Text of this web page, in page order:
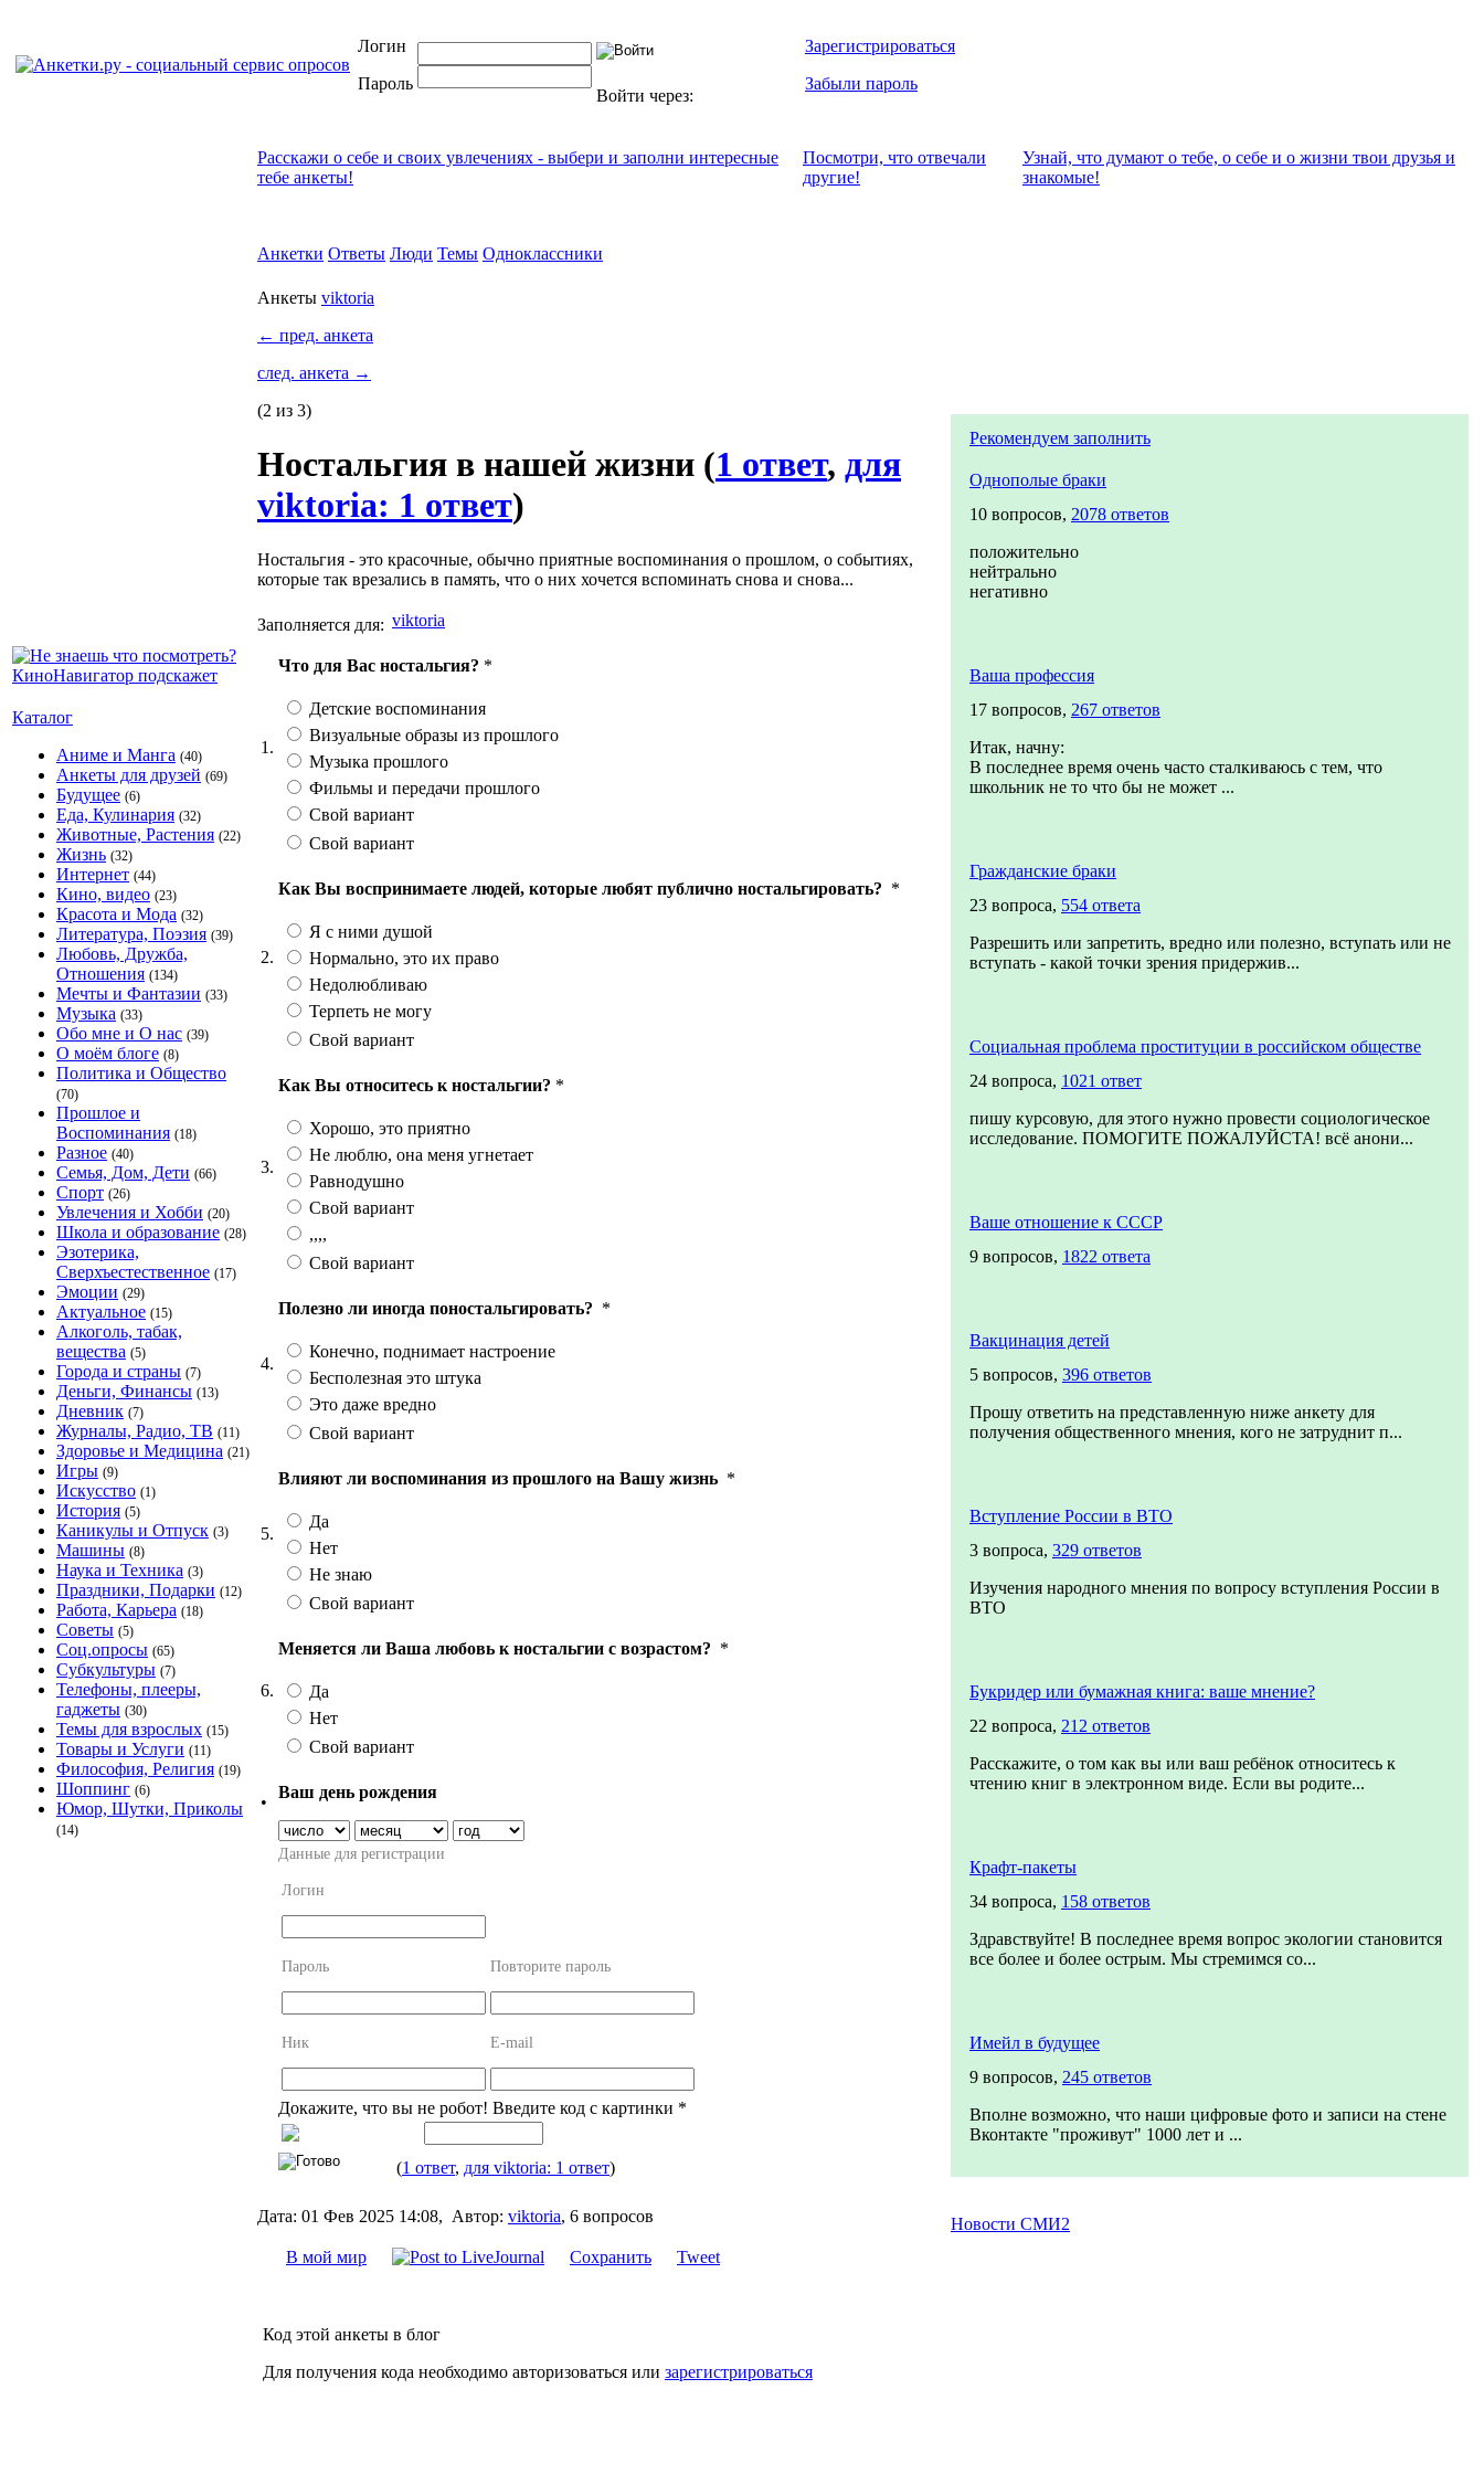
Логин
Пароль
Войти через:
Зарегистрироваться
Забыли пароль
Каталог
Аниме и Манга (40)
Анкеты для друзей (69)
Будущее (6)
Еда, Кулинария (32)
Животные, Растения (22)
Жизнь (32)
Интернет (44)
Кино, видео (23)
Красота и Мода (32)
Литература, Поэзия (39)
Любовь, Дружба,
Отношения (134)
Мечты и Фантазии (33)
Музыка (33)
Обо мне и О нас (39)
О моём блоге (8)
Политика и Общество
(70)
Прошлое и
Воспоминания (18)
Разное (40)
Семья, Дом, Дети (66)
Спорт (26)
Увлечения и Хобби (20)
Школа и образование (28)
Эзотерика,
Сверхъестественное (17)
Эмоции (29)
Актуальное (15)
Алкоголь, табак,
вещества (5)
Города и страны (7)
Деньги, Финансы (13)
Дневник (7)
Журналы, Радио, ТВ (11)
Здоровье и Медицина (21)
Игры (9)
Искусство (1)
История (5)
Каникулы и Отпуск (3)
Машины (8)
Наука и Техника (3)
Праздники, Подарки (12)
Работа, Карьера (18)
Советы (5)
Соц.опросы (65)
Субкультуры (7)
Телефоны, плееры,
гаджеты (30)
Темы для взрослых (15)
Товары и Услуги (11)
Философия, Религия (19)
Шоппинг (6)
Юмор, Шутки, Приколы
(14)
Расскажи о себе и своих увлечениях - выбери и заполни интересные
тебе анкеты!
Посмотри, что отвeчали
другие!
Узнай, что думают о тебе, о себе и о жизни твои друзья и
знакомые!
Анкетки Ответы Люди Темы Одноклассники
Анкеты viktoria
← пред. анкета
след. анкета →
(2 из 3)
Ностальгия в нашей жизни (1 ответ, для
viktoria: 1 ответ)
Ностальгия - это красочные, обычно приятные воспоминания о прошлом, о событиях,
которые так врезались в память, что о них хочется вспоминать снова и снова...
Заполняется для: viktoria
1.
Что для Вас ностальгия? *
Детские воспоминания
Визуальные образы из прошлого
Музыка прошлого
Фильмы и передачи прошлого
Свой вариант
Свой вариант
2.
Как Вы воспринимаете людей, которые любят публично ностальгировать? *
Я с ними душой
Нормально, это их право
Недолюбливаю
Терпеть не могу
Свой вариант
3.
Как Вы относитесь к ностальгии? *
Хорошо, это приятно
Не люблю, она меня угнетает
Равнодушно
Свой вариант
,,,,
Свой вариант
4.
Полезно ли иногда поностальгировать? *
Конечно, поднимает настроение
Бесполезная это штука
Это даже вредно
Свой вариант
5.
Влияют ли воспоминания из прошлого на Вашу жизнь *
Да
Нет
Не знаю
Свой вариант
6.
Меняется ли Ваша любовь к ностальгии с возрастом? *
Да
Нет
Свой вариант
•
Ваш день рождения
Данные для регистрации
Логин
Пароль Повторите пароль
Ник E-mail
Докажите, что вы не робот! Введите код с картинки *
(1 ответ, для viktoria: 1 ответ)
Дата: 01 Фев 2025 14:08, Автор: viktoria, 6 вопросов
В мой мир Сохранить Tweet
Код этой анкеты в блог
Для получения кода необходимо авторизоваться или зарегистрироваться
Рекомендуем заполнить
Однополые браки
10 вопросов, 2078 ответов
положительно
нейтрально
негативно
Ваша профессия
17 вопросов, 267 ответов
Итак, начну:
В последнее время очень часто сталкиваюсь с тем, что
школьник не то что бы не может ...
Гражданские браки
23 вопроса, 554 ответа
Разрешить или запретить, вредно или полезно, вступать или не
вступать - какой точки зрения придержив...
Социальная проблема проституции в российском обществе
24 вопроса, 1021 ответ
пишу курсовую, для этого нужно провести социологическое
исследование. ПОМОГИТЕ ПОЖАЛУЙСТА! всё анони...
Ваше отношение к СССР
9 вопросов, 1822 ответа
Вакцинация детей
5 вопросов, 396 ответов
Прошу ответить на представленную ниже анкету для
получения общественного мнения, кого не затруднит п...
Вступление России в ВТО
3 вопроса, 329 ответов
Изучения народного мнения по вопросу вступления России в
ВТО
Букридер или бумажная книга: ваше мнение?
22 вопроса, 212 ответов
Расскажите, о том как вы или ваш ребёнок относитесь к
чтению книг в электронном виде. Если вы родите...
Крафт-пакеты
34 вопроса, 158 ответов
Здравствуйте! В последнее время вопрос экологии становится
все более и более острым. Мы стремимся со...
Имейл в будущее
9 вопросов, 245 ответов
Вполне возможно, что наши цифровые фото и записи на стене
Вконтакте "проживут" 1000 лет и ...
Новости СМИ2